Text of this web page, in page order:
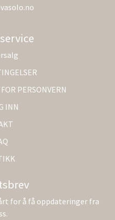
PERSONVERN
INN
for å få oppdateringer fra